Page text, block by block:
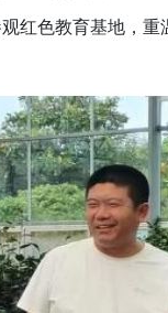
红色教育基地，